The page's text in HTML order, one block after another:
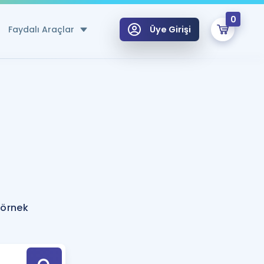
Faydalı Araçlar
Hesaplama Aracı
için Öneriler
Tek Takvimde
Üye Girişi
0